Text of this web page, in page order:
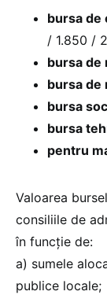
bursa de
/ 1.850 /
bursa de
bursa de
bursa
bursa
pentru
Valoarea
consiliile de
în funcție de:
a) sumele
publice locale;